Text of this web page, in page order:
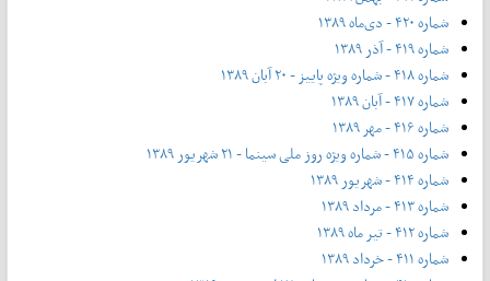
شماره ۴۲۰ - دی‌ماه ۱۳۸۹
شماره ۴۱۹ - آذر ۱۳۸۹
شماره ۴۱۸ - شماره ویژه پاییز - ۲۰ آبان ۱۳۸۹
شماره ۴۱۷ - آبان ۱۳۸۹
شماره ۴۱۶ - مهر ۱۳۸۹
شماره ۴۱۵ - شماره ویژه روز ملی سینما - ۲۱ شهریور ۱۳۸۹
شماره ۴۱۴ - شهریور ۱۳۸۹
شماره ۴۱۳ - مرداد ۱۳۸۹
شماره ۴۱۲ - تیر ماه ۱۳۸۹
شماره ۴۱۱ - خرداد ۱۳۸۹